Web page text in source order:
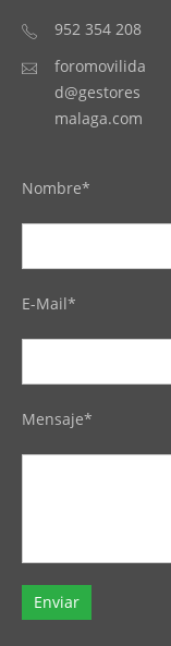
952 354 208
foromovilida
d@gestores
malaga.com
Nombre*
E-Mail*
Mensaje*